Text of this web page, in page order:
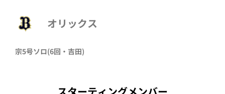
オリックス
宗5号ソロ(6回・ 吉田)
スターティングメンバー